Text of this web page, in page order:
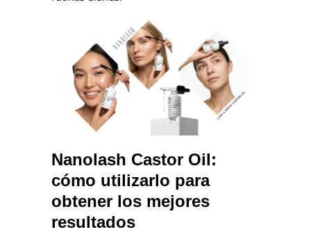
Nanolash Castor Oil:
cómo utilizarlo para
obtener los mejores
resultados